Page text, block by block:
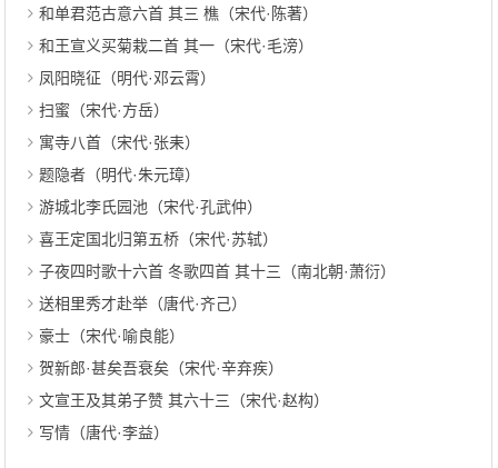
和单君范古意六首 其三 樵（宋代·陈著）
和王宣义买菊栽二首 其一（宋代·毛滂）
凤阳晓征（明代·邓云霄）
扫蜜（宋代·方岳）
寓寺八首（宋代·张耒）
题隐者（明代·朱元璋）
游城北李氏园池（宋代·孔武仲）
喜王定国北归第五桥（宋代·苏轼）
子夜四时歌十六首 冬歌四首 其十三（南北朝·萧衍）
送相里秀才赴举（唐代·齐己）
豪士（宋代·喻良能）
贺新郎·甚矣吾衰矣（宋代·辛弃疾）
文宣王及其弟子赞 其六十三（宋代·赵构）
写情（唐代·李益）